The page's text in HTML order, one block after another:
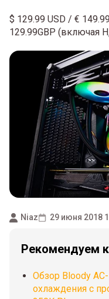
$ 129.99 USD / €
129.99GBP (включая
Niaz 29 июня 2018
Рекомендуем
Обзор Bloody
охлаждения с